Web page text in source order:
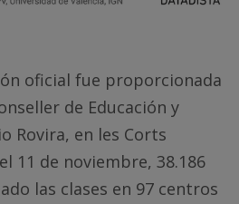
oficial fue proporcionada
de Educación y
Rovira, en les Corts
11 de noviembre, 38.186
las clases en 97 centros